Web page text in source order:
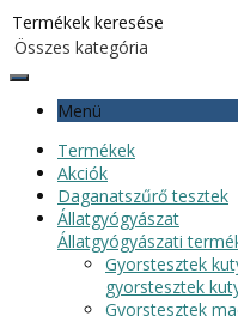
Menü
Termékek
Akciók
Daganatszűrő tesztek
Állatgyógyászat
Állatgyógyászati
Gyorstesztek
gyorstesztek
Gyorstesztek